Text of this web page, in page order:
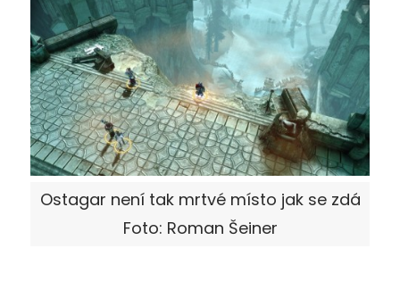
Ostagar není tak mrtvé místo jak se zdá
Foto: Roman Šeiner